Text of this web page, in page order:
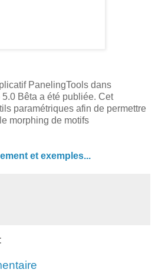
PanelingTools dans
Bêta a été publiée. Cet
paramétriques afin de permettre
morphing de motifs
et exemples...